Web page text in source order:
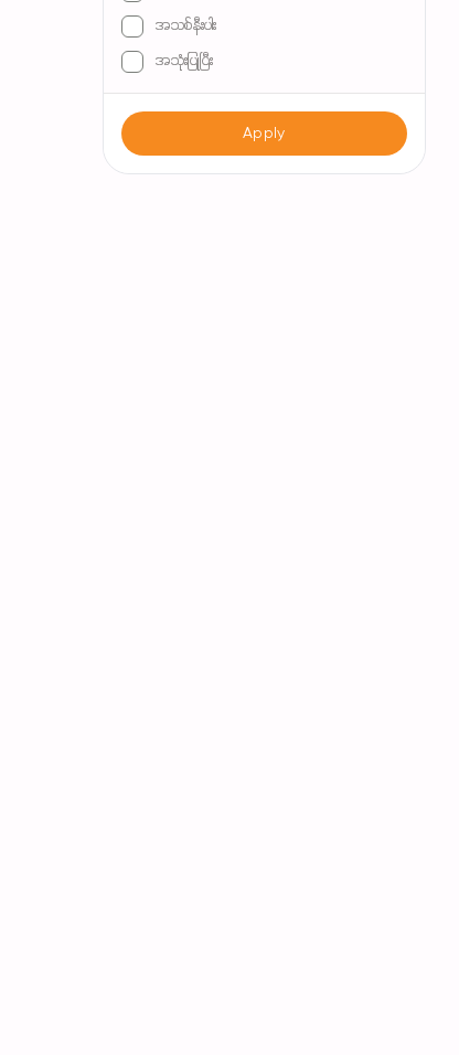
Infinix
Huawei
Earldom
အသစ်နီးပါး
အသုံးပြုပြီး
Apply